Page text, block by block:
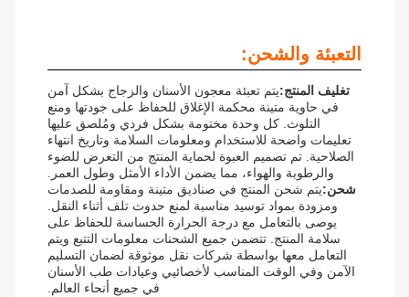
التعبئة والشحن:
تغليف المنتج:يتم تعبئة معجون الأسنان والزجاج بشكل آمن
في حاوية متينة محكمة الإغلاق للحفاظ على جودتها ومنع
التلوث. كل وحدة مختومة بشكل فردي ومُلصق عليها
تعليمات واضحة للاستخدام ومعلومات السلامة وتاريخ انتهاء
الصلاحية. تم تصميم العبوة لحماية المنتج من التعرض للضوء
والرطوبة والهواء، مما يضمن الأداء الأمثل وطول العمر.
شحن:يتم شحن المنتج في صناديق متينة ومقاومة للصدمات
ومزودة بمواد توسيد مناسبة لمنع حدوث تلف أثناء النقل.
يوصى بالتعامل مع درجة الحرارة الحساسة للحفاظ على
سلامة المنتج. تتضمن جميع الشحنات معلومات التتبع ويتم
التعامل معها بواسطة شركات نقل موثوقة لضمان التسليم
الآمن وفي الوقت المناسب لأخصائيي وعيادات طب الأسنان
في جميع أنحاء العالم.